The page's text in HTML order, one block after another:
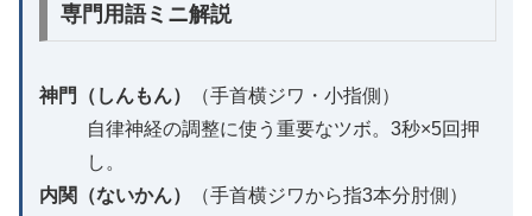
専門用語ミニ解説
神門（しんもん）
（手首横ジワ・小指側）
自律神経の調整に使う重要なツボ。3秒×5回押
し。
内関（ないかん）
（手首横ジワから指3本分肘側）